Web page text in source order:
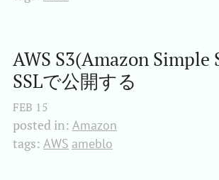
AWS S3(Amazon Simple
SSLで公開する
FEB 15
posted in: Amazon
tags: AWS ameblo